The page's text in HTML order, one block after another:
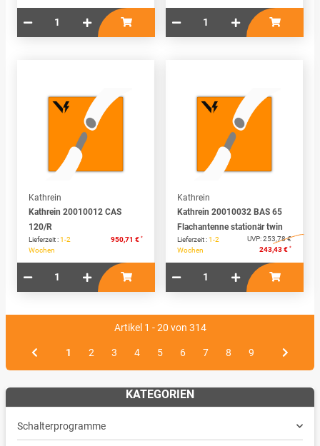
Kathrein
Kathrein 20010012 CAS
120/R
Lieferzeit :1-2
Wochen
950,71 € *
Kathrein
Kathrein 20010032 BAS 65
Flachantenne stationär twin
Lieferzeit :1-2
Wochen
UVP:253,78 €
243,43 € *
Artikel 1 - 20 von 314
1 2 3 4 5 6 7 8 9
KATEGORIEN
Schalterprogramme